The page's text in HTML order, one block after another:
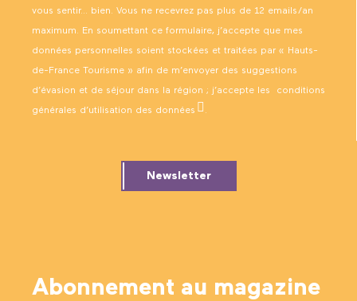
vous sentir… bien. Vous ne recevrez pas plus de 12 emails/an
maximum. En soumettant ce formulaire, j’accepte que mes
données personnelles soient stockées et traitées par « Hauts-
de-France Tourisme » afin de m’envoyer des suggestions
d’évasion et de séjour dans la région ; j’accepte les conditions
générales d’utilisation des données .
Newsletter
Abonnement au magazine